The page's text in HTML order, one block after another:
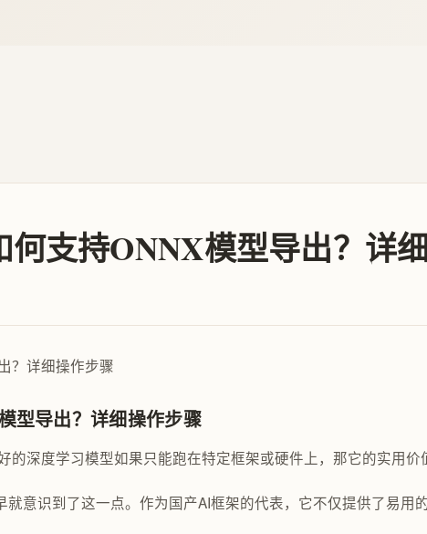
何支持ONNX模型导出？详
型导出？详细操作步骤
深度学习模型如果只能跑在特定框架或硬件上，那它的实用
意识到了这一点。作为国产AI框架的代表，它不仅提供了易